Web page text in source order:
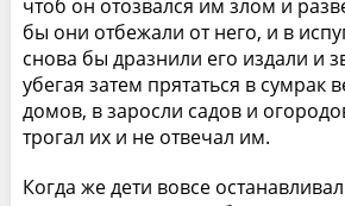
чтоб он отозвался им злом и
бы они отбежали от него, и в
снова бы дразнили его издали и
убегая затем прятаться в сумрак
домов, в заросли садов и
трогал их и не отвечал им.
Когда же дети вовсе